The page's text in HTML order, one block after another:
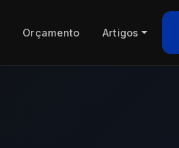
Orçamento Artigos